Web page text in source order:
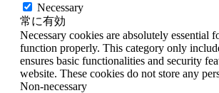
Necessary
常に有効
Necessary cookies are absolutely essential
function properly. This category only
ensures basic functionalities and security
website. These cookies do not store any
Non-necessary